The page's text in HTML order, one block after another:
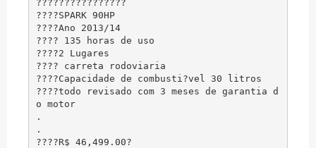
????????????????
????SPARK 90HP
????Ano 2013/14
???? 135 horas de uso
????2 Lugares
???? carreta rodoviaria
????Capacidade de combusti?vel 30 litros
????todo revisado com 3 meses de garantia d
o motor
.
.
????R$ 46,499.00?